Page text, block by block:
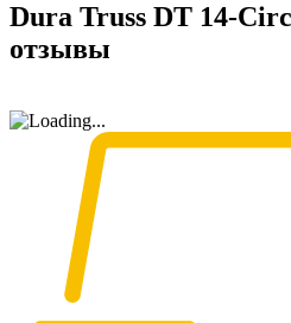
Dura Truss DT 14-
отзывы